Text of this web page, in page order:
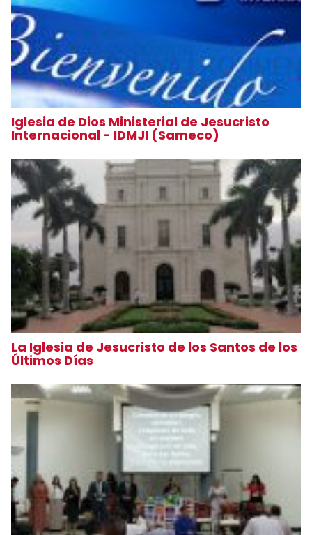
Iglesia de Dios Ministerial de Jesucristo
Internacional - IDMJI (Sameco)
La Iglesia de Jesucristo de los Santos de los
Últimos Días